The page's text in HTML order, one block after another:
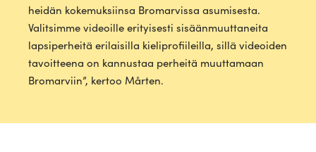
heidän koke­muk­siinsa Bro­mar­vissa asu­mi­sesta.
Valit­simme videoille eri­tyi­sesti sisään­muut­ta­neita
lap­si­per­heitä eri­lai­silla kie­li­pro­fii­leilla, sillä videoiden
tavoit­teena on kan­nustaa per­heitä muut­tamaan
Bro­marviin”, kertoo Mårten.